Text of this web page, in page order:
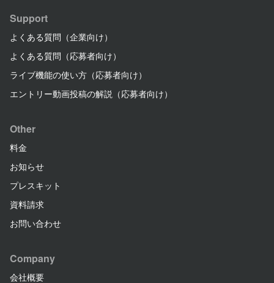
Support
よくある質問（企業向け）
よくある質問（応募者向け）
ライブ機能の使い方（応募者向け）
エントリー動画投稿の解説（応募者向け）
Other
料金
お知らせ
プレスキット
資料請求
お問い合わせ
Company
会社概要